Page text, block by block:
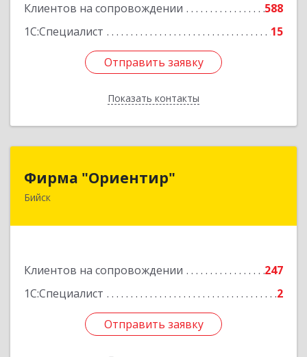
Клиентов на сопровождении
588
1С:Специалист
15
Отправить заявку
Показать контакты
Отправить заявку
Назад
Фирма "Ориентир"
Бийск
Клиентов на сопровождении
247
1С:Специалист
2
Отправить заявку
659300, Алтайский край, Бийск г, Сергея Кирова
Отправить заявку